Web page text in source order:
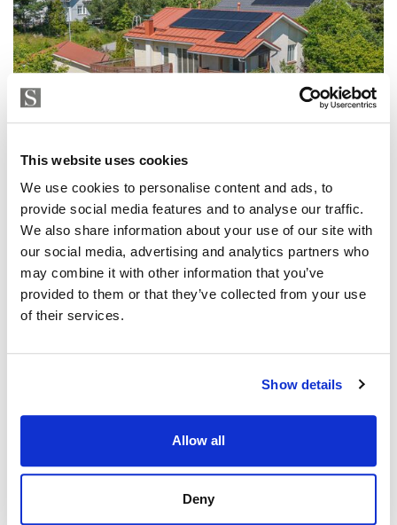
This website uses cookies
We use cookies to personalise content and ads, to
provide social media features and to analyse our traffic.
We also share information about your use of our site with
our social media, advertising and analytics partners who
may combine it with other information that you’ve
provided to them or that they’ve collected from your use
of their services.
Show details
Allow all
Deny
OMAKOTITALO, RAISIO
Liponkuja 15, Ihala
186 m² / 222 m² • 398 000 € • Oh, k/ruok, 4mh, ... • 2005